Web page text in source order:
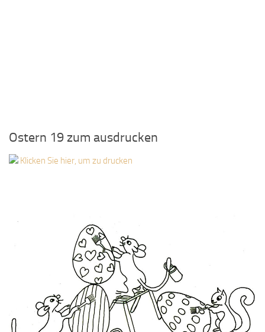
Ostern 19 zum ausdrucken
Klicken Sie hier, um zu drucken